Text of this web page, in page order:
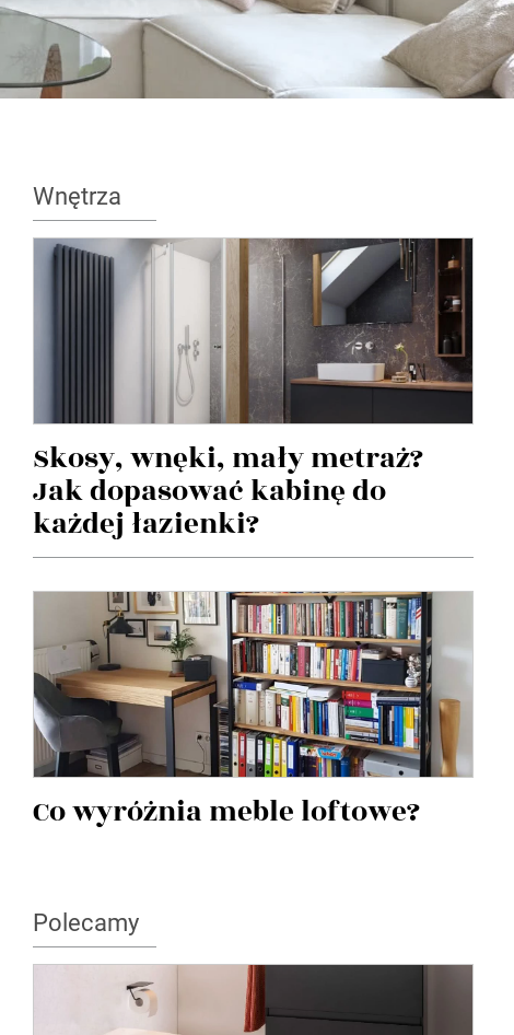
Wnętrza
Skosy, wnęki, mały metraż?
Jak dopasować kabinę do
każdej łazienki?
Co wyróżnia meble loftowe?
Polecamy